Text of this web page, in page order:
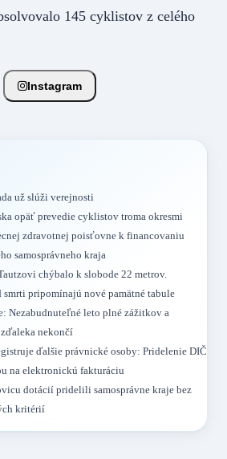
145 cyklistov z celého
Instagram
už slúži verejnosti
opäť prevedie cyklistov troma okresmi
zdravotnej poisťovne k financovaniu
samosprávneho kraja
chýbalo k slobode 22 metrov.
pripomínajú nové pamätné tabule
Nezabudnuteľné leto plné zážitkov a
nekončí
ďalšie právnické osoby: Pridelenie DIČ
na elektronickú fakturáciu
dotácií pridelili samosprávne kraje bez
kritérií